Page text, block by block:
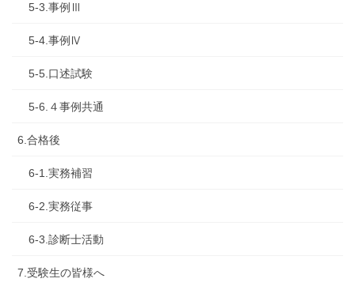
5-3.事例Ⅲ
5-4.事例Ⅳ
5-5.口述試験
5-6.４事例共通
6.合格後
6-1.実務補習
6-2.実務従事
6-3.診断士活動
7.受験生の皆様へ